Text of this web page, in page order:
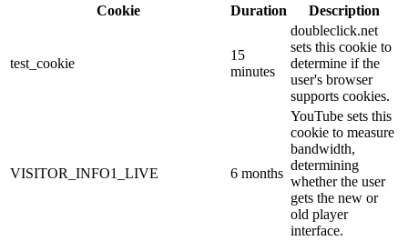
Cookie
Duration Description
test_cookie
15
minutes
doubleclick.net
sets this cookie to
determine if the
user's browser
supports cookies.
VISITOR_INFO1_LIVE 6 months
YouTube sets this
cookie to measure
bandwidth,
determining
whether the user
gets the new or
old player
interface.